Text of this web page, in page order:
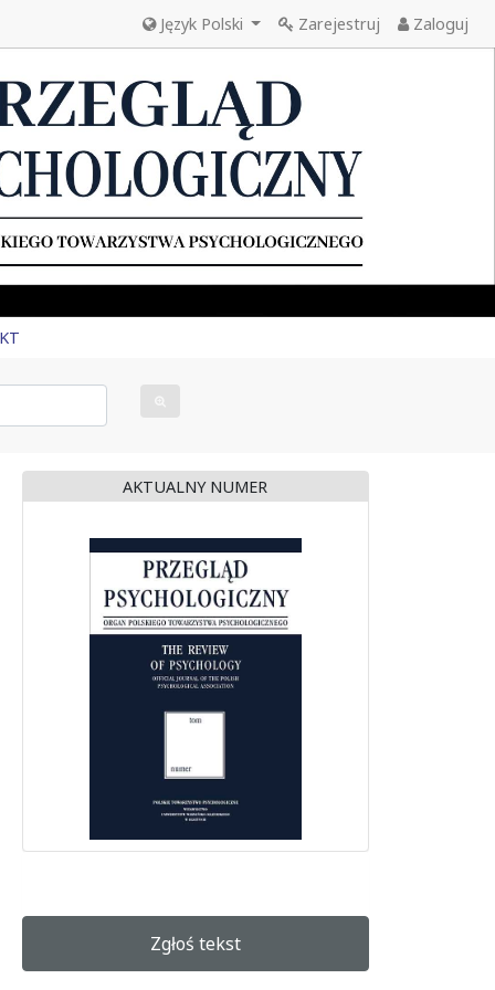
Język Polski Zarejestruj Zaloguj
AKTUALNY NUMER
Zgłoś tekst